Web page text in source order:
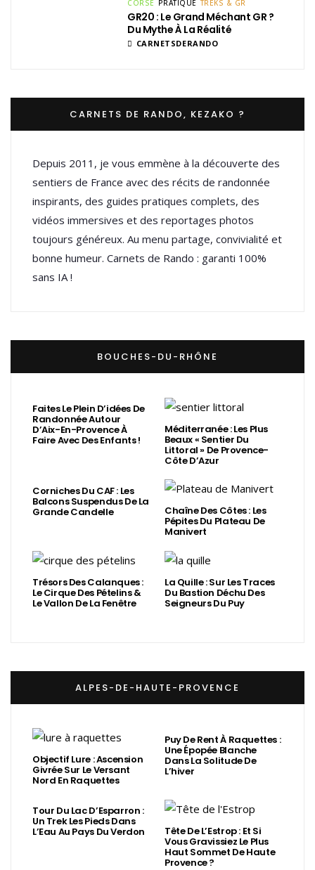
CORSE PRATIQUE TREKS & GR
GR20 : Le Grand Méchant GR ?
Du Mythe À La Réalité
CARNETSDERANDO
CARNETS DE RANDO, KEZAKO ?
Depuis 2011, je vous emmène à la découverte des
sentiers de France avec des récits de randonnée
inspirants, des guides pratiques complets, des
vidéos immersives et des reportages photos
toujours généreux. Au menu partage, convivialité et
bonne humeur. Carnets de Rando : garanti 100%
sans IA !
BOUCHES-DU-RHÔNE
Faites Le Plein D’idées De
Randonnée Autour
D’Aix-En-Provence À
Faire Avec Des Enfants !
Méditerranée : Les Plus
Beaux « Sentier Du
Littoral » De Provence-
Côte D’Azur
Corniches Du CAF : Les
Balcons Suspendus De La
Grande Candelle Chaîne Des Côtes : Les
Pépites Du Plateau De
Manivert
Trésors Des Calanques :
Le Cirque Des Pételins &
Le Vallon De La Fenêtre
La Quille : Sur Les Traces
Du Bastion Déchu Des
Seigneurs Du Puy
ALPES-DE-HAUTE-PROVENCE
Objectif Lure : Ascension
Givrée Sur Le Versant
Nord En Raquettes
Puy De Rent À Raquettes :
Une Épopée Blanche
Dans La Solitude De
L’hiver
Tour Du Lac D’Esparron :
Un Trek Les Pieds Dans
L’Eau Au Pays Du Verdon Tête De L’Estrop : Et Si
Vous Gravissiez Le Plus
Haut Sommet De Haute
Provence ?